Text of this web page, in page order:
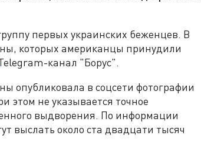
первых украинских беженцев. В
которых американцы принудили
канал "Борус".
опубликовала в соцсети фотографии
не указывается точное
выдворения. По информации
выслать около ста двадцати тысяч